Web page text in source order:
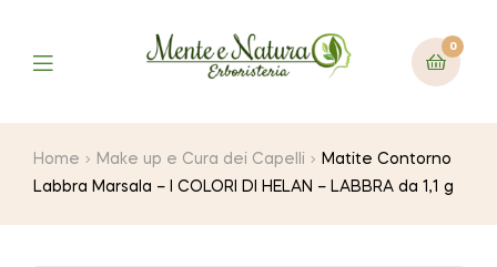
0
Home Make up e Cura dei Capelli
Matite Contorno
Labbra Marsala – I COLORI DI HELAN – LABBRA da 1,1 g